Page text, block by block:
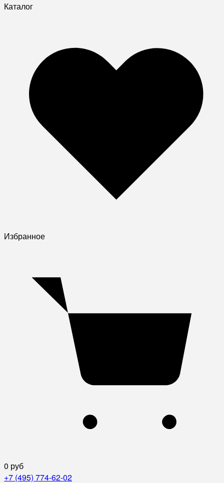
Каталог
Избранное
0 руб
+7 (495) 774-62-02